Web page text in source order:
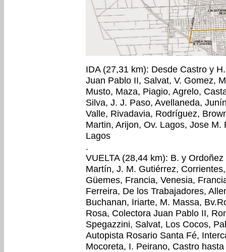
IDA (27,31 km): Desde Castro y
Juan Pablo II, Salvat, V. Gomez,
Musto, Maza, Piagio, Agrelo,
Silva, J. J. Paso, Avellaneda,
Valle, Rivadavia, Rodríguez,
Martin, Arijon, Ov. Lagos, Jose
Lagos
.
VUELTA (28,44 km): B. y
Martín, J. M. Gutiérrez,
Güemes, Francia, Venesia,
Ferreira, De los Trabajadores,
Buchanan, Iriarte, M. Massa,
Rosa, Colectora Juan Pablo II,
Spegazzini, Salvat, Los Cocos,
Autopista Rosario Santa Fé,
Mocoreta, I. Peirano, Castro